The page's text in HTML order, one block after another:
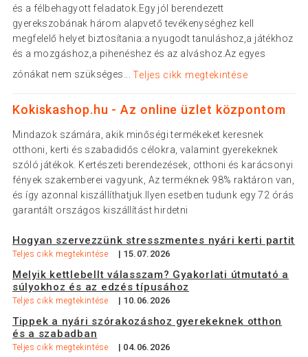
és a félbehagyott feladatok.Egy jól berendezett
gyerekszobának három alapvető tevékenységhez kell
megfelelő helyet biztosítania:a nyugodt tanuláshoz,a játékhoz
és a mozgáshoz,a pihenéshez és az alváshoz.Az egyes
zónákat nem szükséges...Teljes cikk megtekintése
Kokiskashop.hu - Az online üzlet központom
Mindazok számára, akik minőségi termékeket keresnek
otthoni, kerti és szabadidős célokra, valamint gyerekeknek
szóló játékok. Kertészeti berendezések, otthoni és karácsonyi
fények szakemberei vagyunk, Az terméknek 98% raktáron van,
és így azonnal kiszállíthatjuk.Ilyen esetben tudunk egy 72 órás
garantált országos kiszállítást hirdetni
Hogyan szervezzünk stresszmentes nyári kerti partit
Teljes cikk megtekintése | 15.07.2026
Melyik kettlebellt válasszam? Gyakorlati útmutató a
súlyokhoz és az edzés típusához
Teljes cikk megtekintése | 10.06.2026
Tippek a nyári szórakozáshoz gyerekeknek otthon
és a szabadban
Teljes cikk megtekintése | 04.06.2026